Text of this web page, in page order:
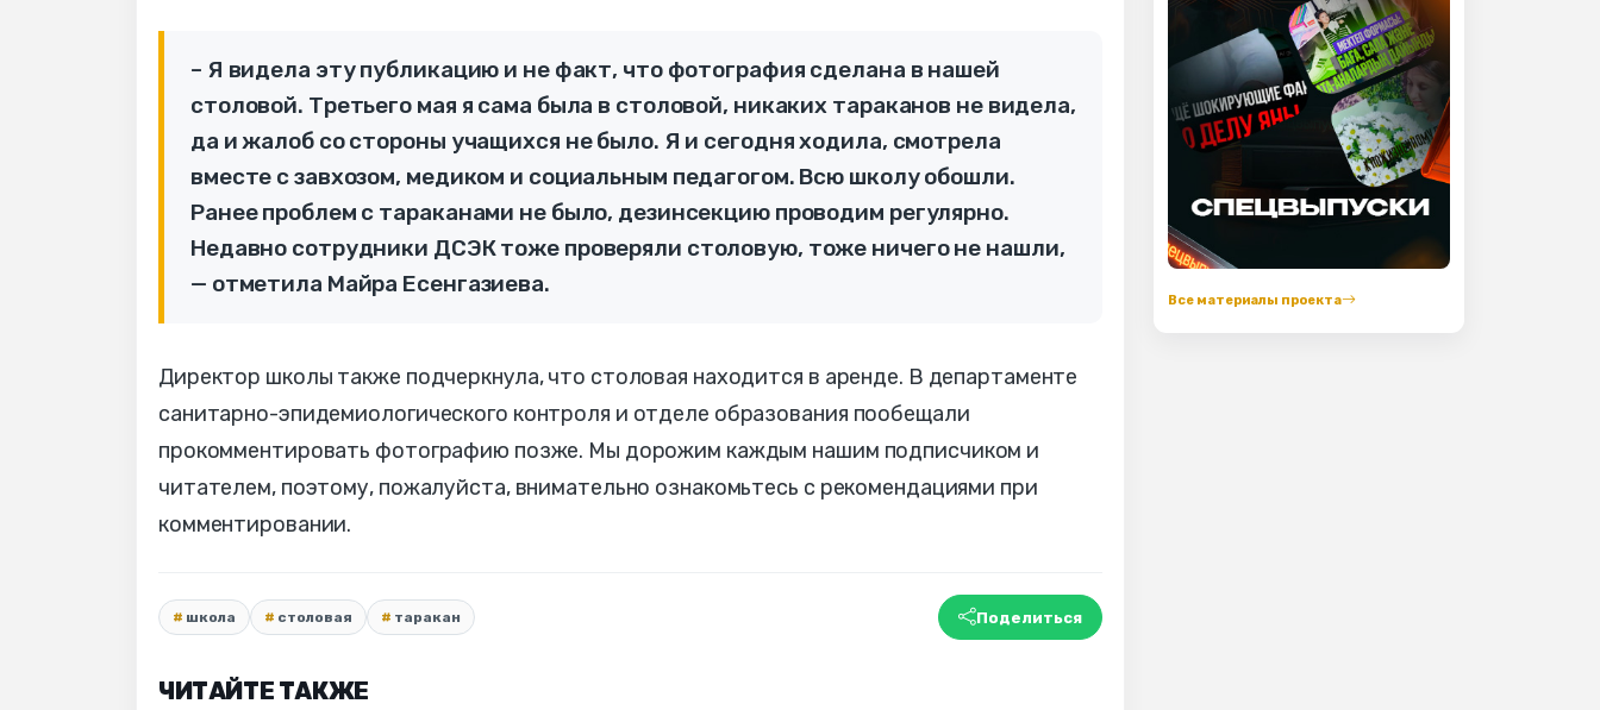
– Я видела эту публикацию и не факт, что фотография сделана в нашей
столовой. Третьего мая я сама была в столовой, никаких тараканов не видела,
да и жалоб со стороны учащихся не было. Я и сегодня ходила, смотрела
вместе с завхозом, медиком и социальным педагогом. Всю школу обошли.
Ранее проблем с тараканами не было, дезинсекцию проводим регулярно.
Недавно сотрудники ДСЭК тоже проверяли столовую, тоже ничего не нашли,
— отметила Майра Есенгазиева.
Директор школы также подчеркнула, что столовая находится в аренде. В департаменте
санитарно-эпидемиологического контроля и отделе образования пообещали
прокомментировать фотографию позже. Мы дорожим каждым нашим подписчиком и
читателем, поэтому, пожалуйста, внимательно ознакомьтесь с рекомендациями при
комментировании.
школа столовая таракан Поделиться
ЧИТАЙТЕ ТАКЖЕ
Все материалы проекта